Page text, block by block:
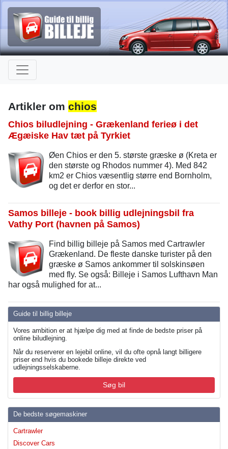
Guide til billig billeje
Vores ambition er at hjælpe dig med at finde de bedste priser på
online biludlejning.
Når du reserverer en lejebil online, vil du ofte opnå langt billigere
priser end hvis du bookede billeje direkte ved
udlejningsselskaberne.
Søg bil
De bedste søgemaskiner
Cartrawler
Discover Cars
Artikler om chios
Chios biludlejning - Grækenland ferieø i det
Ægæiske Hav tæt på Tyrkiet
Øen Chios er den 5. største græske ø (Kreta er
den største og Rhodos nummer 4). Med 842
km2 er Chios væsentlig større end Bornholm,
og det er derfor en stor...
Samos billeje - book billig udlejningsbil fra
Vathy Port (havnen på Samos)
Find billig billeje på Samos med Cartrawler
Grækenland. De fleste danske turister på den
græske ø Samos ankommer til solskinsøen
med fly. Se også: Billeje i Samos Lufthavn Man
har også mulighed for at...